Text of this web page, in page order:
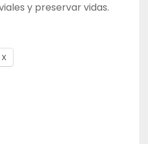
y preservar vidas.
X